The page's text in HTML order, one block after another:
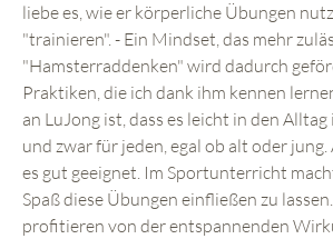
liebe es, wie er körperliche Übungen
"trainieren". - Ein Mindset, das mehr
"Hamsterraddenken" wird dadurch gefördert. Ich liebe alle
Praktiken, die ich dank ihm kennen
an LuJong ist, dass es leicht in den
und zwar für jeden, egal ob alt oder
es gut geeignet. Im Sportunterricht
Spaß diese Übungen einfließen zu
profitieren von der entspannenden